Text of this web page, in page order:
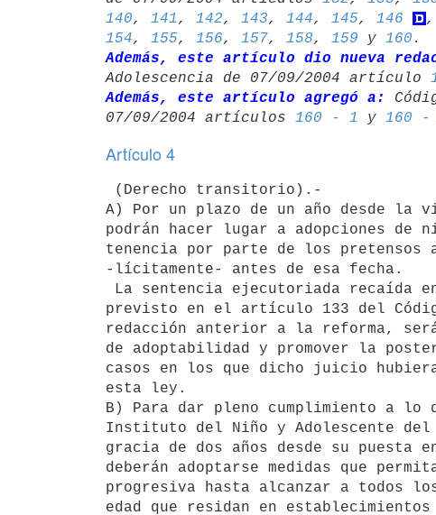
140, 141 , 142, 143, 144, 145, 146 ,
154, 155, 156, 157, 158, 159 y 160
Además, este artículo dio nueva
Adolescencia de 07/09/2004 artículo
Además, este artículo agregó a:
07/09/2004 artículos 160 - 1 y 160 -
Artículo 4
A) Por un plazo de un año desde la
podrán hacer lugar a adopciones de
tenencia por parte de los pretensos
-lícitamente- antes de esa fecha.
previsto en el artículo 133 del
redacción anterior a la reforma,
de adoptabilidad y promover la
casos en los que dicho juicio
esta ley.
B) Para dar pleno cumplimiento a
Instituto del Niño y Adolescente del
gracia de dos años desde su
deberán adoptarse medidas que
progresiva hasta alcanzar a todos
edad que residan en